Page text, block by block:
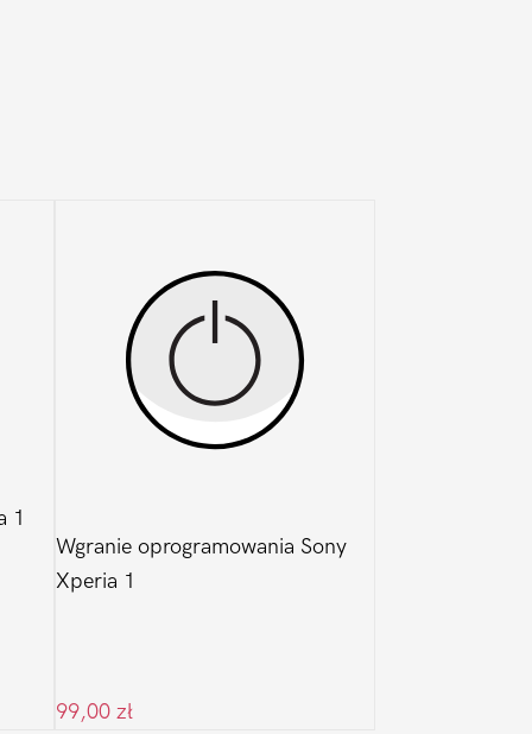
1
Wgranie oprogramowania Sony
Xperia 1
99,00 zł